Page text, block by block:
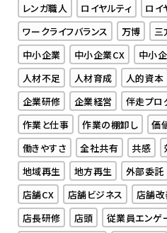
レンガ職人
ロイヤルティ
ロイ
ワークライフバランス
万博 三
中小企業
中小企業CX 中小
人材不足
人材育成 人的資本
企業研修
企業経営 伴走プロ
作業と仕事
作業の棚卸し 価
働きやすさ
全社共有 共感
地域再生
地方再生 外部委託
店舗CX
店舗ビジネス 店舗
店長研修
店頭
従業員エンゲ